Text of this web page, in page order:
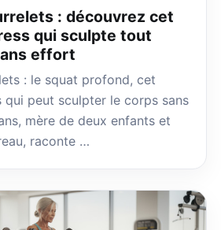
: découvrez cet
qui sculpte tout
effort
: le squat profond, cet
qui peut sculpter le corps sans
mère de deux enfants et
raconte …